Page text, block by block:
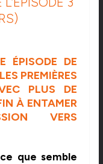
ÉPISODE DE
PREMIÈRES
PLUS DE
À ENTAMER
VERS
que semble